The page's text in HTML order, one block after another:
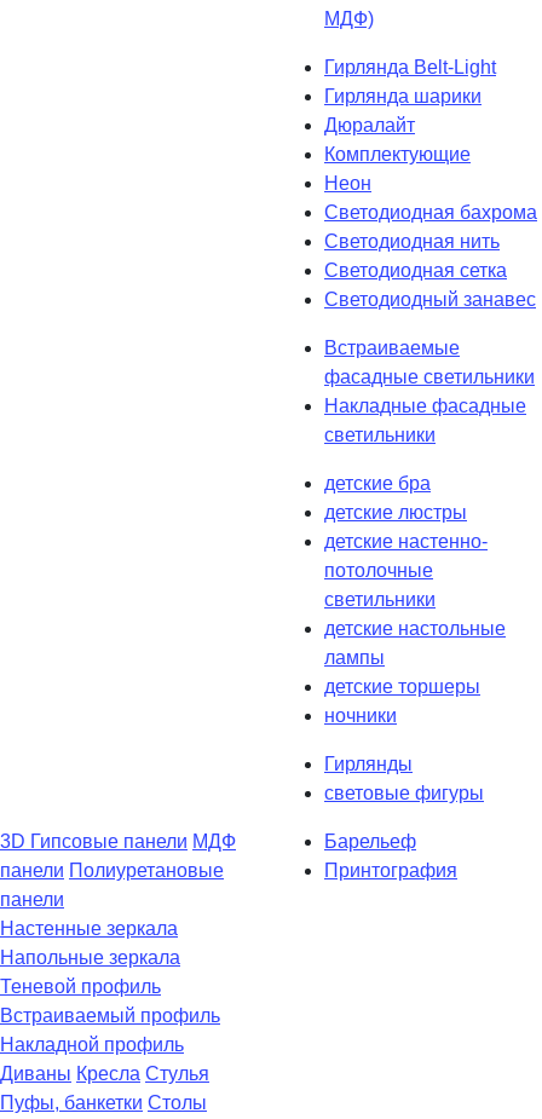
МДФ)
Гирлянда Belt-Light
Гирлянда шарики
Дюралайт
Комплектующие
Неон
Светодиодная бахрома
Светодиодная нить
Светодиодная сетка
Светодиодный занавес
Встраиваемые
фасадные светильники
Накладные фасадные
светильники
детские бра
детские люстры
детские настенно-
потолочные
светильники
детские настольные
лампы
детские торшеры
ночники
Гирлянды
световые фигуры
3D Гипсовые панели МДФ
панели Полиуретановые
панели
Барельеф
Принтография
Настенные зеркала
Напольные зеркала
Теневой профиль
Встраиваемый профиль
Накладной профиль
Диваны Кресла Стулья
Пуфы, банкетки Столы